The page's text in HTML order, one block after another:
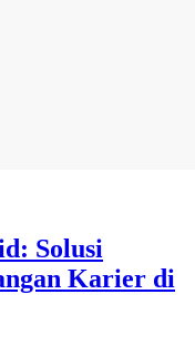
Solusi
Karier di